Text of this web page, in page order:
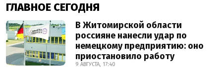
ГЛАВНОЕ СЕГОДНЯ
В Житомирской области
россияне нанесли удар по
немецкому предприятию: оно
приостановило работу
9 АВГУСТА, 17:40